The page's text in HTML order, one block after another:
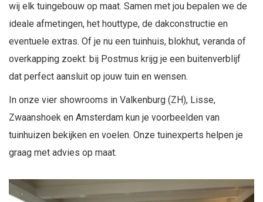
wij elk tuingebouw op maat. Samen met jou bepalen we de
ideale afmetingen, het houttype, de dakconstructie en
eventuele extras. Of je nu een tuinhuis, blokhut, veranda of
overkapping zoekt: bij Postmus krijg je een buitenverblijf
dat perfect aansluit op jouw tuin en wensen.
In onze vier showrooms in Valkenburg (ZH), Lisse,
Zwaanshoek en Amsterdam kun je voorbeelden van
tuinhuizen bekijken en voelen. Onze tuinexperts helpen je
graag met advies op maat.